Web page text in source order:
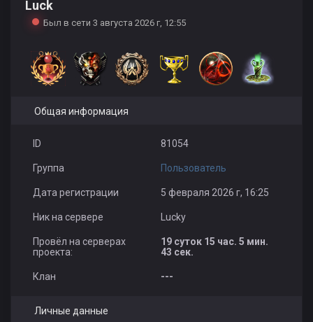
Luck
Был в сети 3 августа 2026 г, 12:55
Общая информация
ID 81054
Группа Пользователь
Дата регистрации 5 февраля 2026 г, 16:25
Ник на сервере Luckу
Провёл на серверах
проекта:
19 суток 15 час. 5 мин.
43 сек.
Клан ---
Личные данные